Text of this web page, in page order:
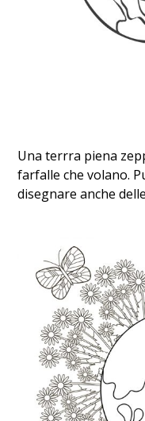
Una terrra piena
farfalle che volano.
disegnare anche